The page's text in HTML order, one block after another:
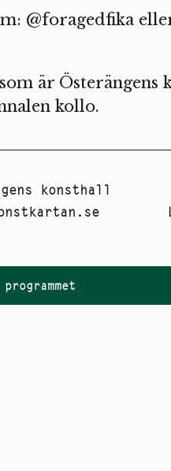
@foragedfika
är Österängens
kollo.
konsthall